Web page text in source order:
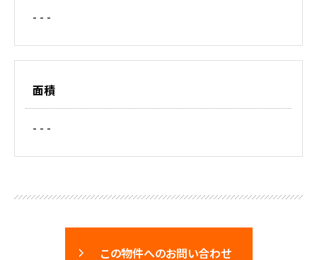
- - -
面積
- - -
この物件へのお問い合わせ